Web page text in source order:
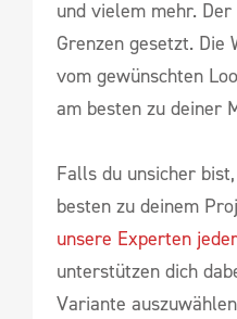
und vielem mehr.
Grenzen gesetzt. Die
vom gewünschten
am besten zu deiner
Falls du unsicher
besten zu deinem
unsere Experten
unterstützen dich
Variante